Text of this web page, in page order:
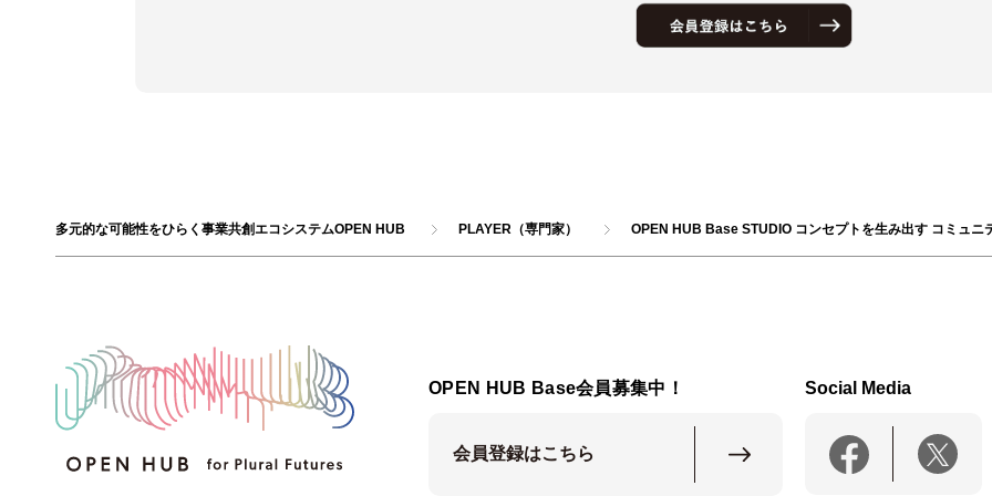
多元的な可能性をひらく事業共創エコシステムOPEN HUB PLAYER（専門家） OPEN HUB Base STUDIO コンセプトを生み出す コミュニ
OPEN HUB Base会員募集中！
会員登録はこちら
Social Media